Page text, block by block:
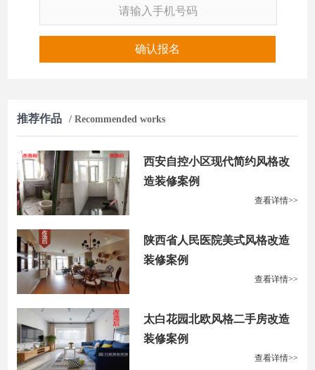
确认报名
推荐作品 / Recommended works
西安自控小区现代简约风格改
造装修案例
查看详情>>
陕西省人民医院美式风格改造
装修案例
查看详情>>
太白花园北欧风格二手房改造
装修案例
查看详情>>